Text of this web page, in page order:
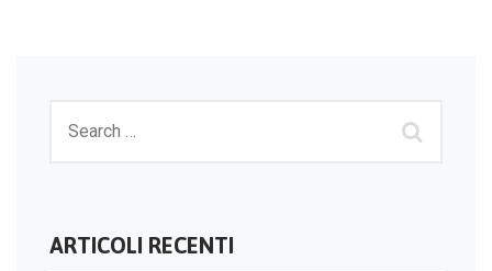
ARTICOLI RECENTI